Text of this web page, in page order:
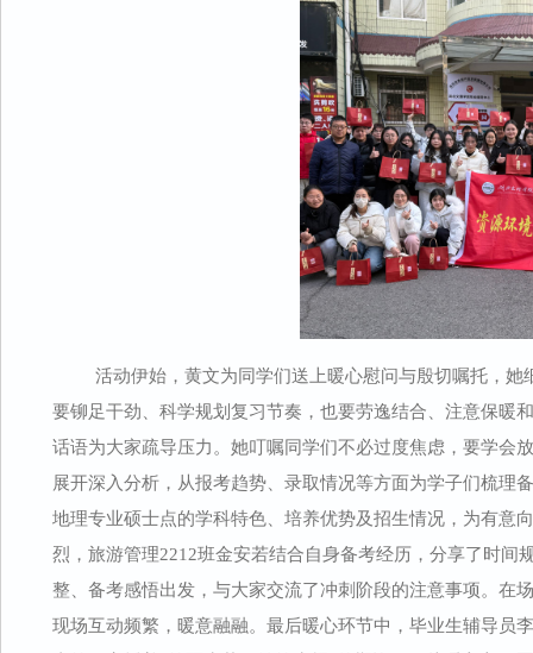
活动伊始，黄文为同学们送上暖心慰问与殷切嘱托，她
要铆足干劲、科学规划复习节奏，也要劳逸结合、注意保暖
话语为大家疏导压力。她叮嘱同学们不必过度焦虑，要学会
展开深入分析，从报考趋势、录取情况等方面为学子们梳理
地理专业硕士点的学科特色、培养优势及招生情况，为有意
烈，旅游管理2212班金安若结合自身备考经历，分享了时间
整、备考感悟出发，与大家交流了冲刺阶段的注意事项。在
现场互动频繁，暖意融融。最后暖心环节中，毕业生辅导员